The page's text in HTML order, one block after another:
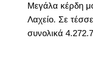
Μεγάλα κέρδη
Λαχείο. Σε
συνολικά